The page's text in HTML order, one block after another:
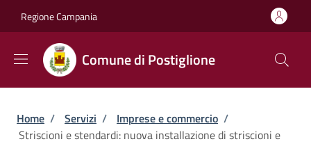
Regione Campania
Comune di Postiglione
Briciole di pane
Home / Servizi / Imprese e commercio /
Striscioni e stendardi: nuova installazione di striscioni e